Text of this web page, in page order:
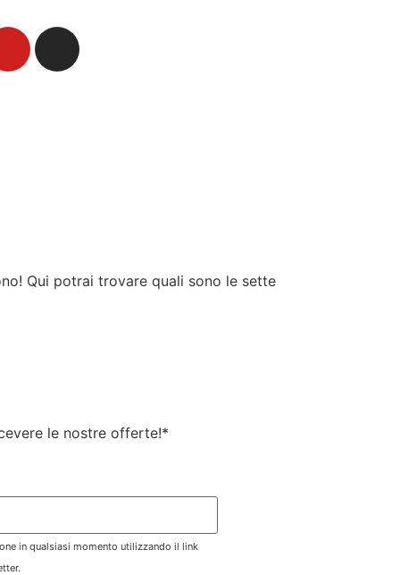
Qui potrai trovare quali sono le sette
le nostre offerte!*
in qualsiasi momento utilizzando il link